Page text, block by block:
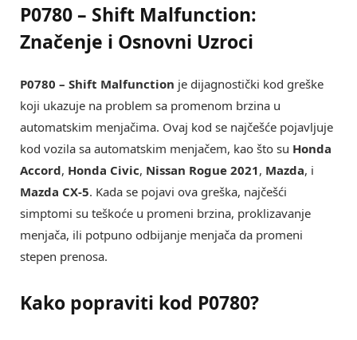
P0780 – Shift Malfunction:
Značenje i Osnovni Uzroci
P0780 – Shift Malfunction je dijagnostički kod greške
koji ukazuje na problem sa promenom brzina u
automatskim menjačima. Ovaj kod se najčešće pojavljuje
kod vozila sa automatskim menjačem, kao što su Honda
Accord, Honda Civic, Nissan Rogue 2021, Mazda, i
Mazda CX-5. Kada se pojavi ova greška, najčešći
simptomi su teškoće u promeni brzina, proklizavanje
menjača, ili potpuno odbijanje menjača da promeni
stepen prenosa.
Kako popraviti kod P0780?